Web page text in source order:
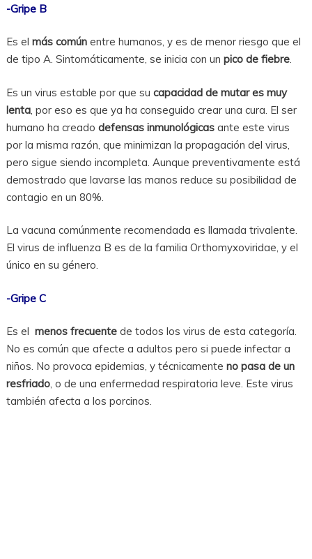
-Gripe B
Es el más comúnentre humanos, y es de menor riesgo que el
de tipo A. Sintomáticamente, se inicia con un pico de fiebre.
Es un virus estable por que su capacidad de mutar es muy
lenta, por eso es que ya ha conseguido crear una cura. El ser
humano ha creado defensas inmunológicasante este virus
por la misma razón, que minimizan la propagación del virus,
pero sigue siendo incompleta. Aunque preventivamente está
demostrado que lavarse las manos reduce su posibilidad de
contagio en un 80%.
La vacuna comúnmente recomendada es llamada trivalente.
El virus de influenza B es de la familia Orthomyxoviridae, y el
único en su género.
-Gripe C
Es el menos frecuentede todos los virus de esta categoría.
No es común que afecte a adultos pero si puede infectar a
niños. No provoca epidemias, y técnicamente no pasa de un
resfriado, o de una enfermedad respiratoria leve. Este virus
también afecta a los porcinos.